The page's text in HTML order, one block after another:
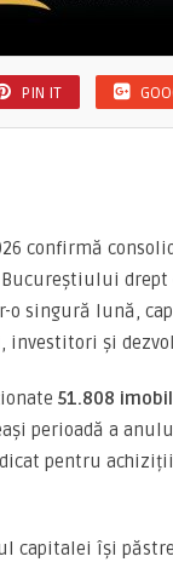
PIN IT
confirmă
o singură lună,
investitori și
51.808
perioadă a
pentru
capitalei își